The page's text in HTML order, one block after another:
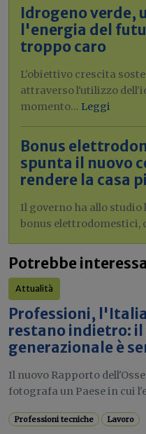
Idrogeno verde,
l'energia del
troppo caro
L'obiettivo crescita
attraverso l'utilizzo
momento... Leggi
Bonus
spunta il nuovo
rendere la casa
Il governo ha allo
bonus elettrodomestici,
Potrebbe
Attualità
Professioni,
restano indietro:
generazionale è
Il nuovo Rapporto
fotografa un Paese in cui
Professioni tecniche Lavoro